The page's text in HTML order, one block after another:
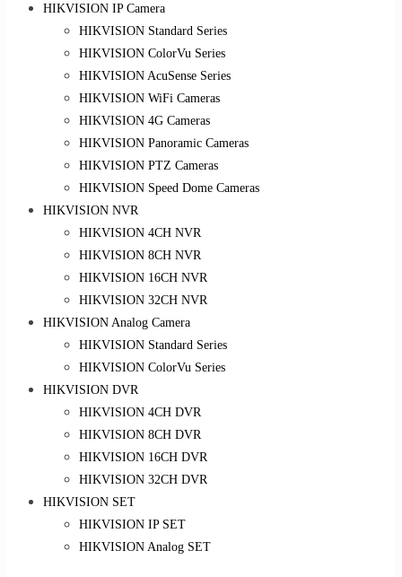
HIKVISION IP Camera
HIKVISION Standard Series
HIKVISION ColorVu Series
HIKVISION AcuSense Series
HIKVISION WiFi Cameras
HIKVISION 4G Cameras
HIKVISION Panoramic Cameras
HIKVISION PTZ Cameras
HIKVISION Speed Dome Cameras
HIKVISION NVR
HIKVISION 4CH NVR
HIKVISION 8CH NVR
HIKVISION 16CH NVR
HIKVISION 32CH NVR
HIKVISION Analog Camera
HIKVISION Standard Series
HIKVISION ColorVu Series
HIKVISION DVR
HIKVISION 4CH DVR
HIKVISION 8CH DVR
HIKVISION 16CH DVR
HIKVISION 32CH DVR
HIKVISION SET
HIKVISION IP SET
HIKVISION Analog SET